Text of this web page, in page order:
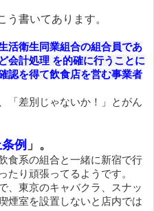
書いてあります。
活衛生同業組合の組合員であ
会計処理 を的確に行うことに
認を得て飲食店を営む事業者
「差別じゃないか！」とがん
例 」。
食系の組合と一緒に新宿で行
たり頑張ってるようです。
、東京のキャバクラ、スナッ
煙室を設置しないと店内では